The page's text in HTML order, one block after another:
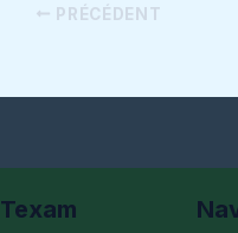
PRÉCÉDENT
Texam